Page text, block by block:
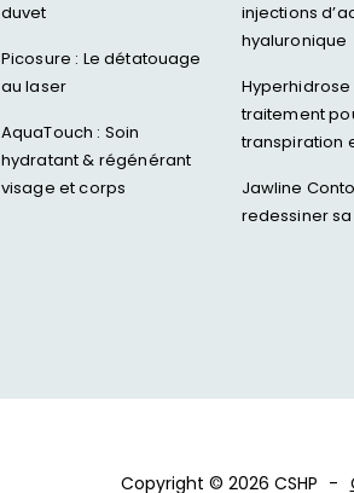
duvet
Picosure : Le détatouage
au laser
AquaTouch : Soin
hydratant & régénérant
visage et corps
injections
hyaluronique
Hyperhidrose
traitement
transpiration
Jawline
redessiner
Copyright © 2026 CSHP